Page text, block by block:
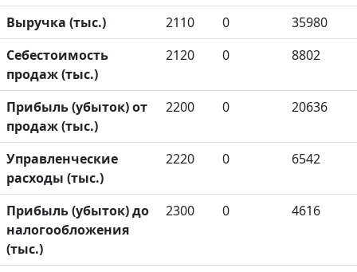
Выручка (тыс.) 2110 0
35980
Себестоимость
продаж (тыс.)
2120 0 8802
Прибыль (убыток) от
продаж (тыс.)
2200 0 20636
Управленческие
расходы (тыс.)
2220 0 6542
Прибыль (убыток) до
налогообложения
(тыс.)
2300 0 4616